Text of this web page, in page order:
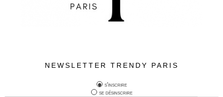
NEWSLETTER TRENDY PARIS
s'inscrire
se désinscrire